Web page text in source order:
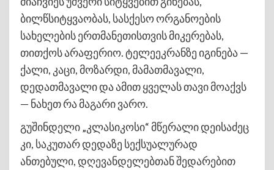
ბილწსიტყვაობას, სასქესო ორგანოების
სახელების ერთმანეთისთვის მიკერებას,
თითქოს არაფერიო. ტელეეკრანზე იგინება —
ქალი, კაცი, მოზარდი, მამათმავალი,
დედათმავალი და ამით ყველას თავი მოაქვს
— ნახეთ რა მაგარი ვარო.
გუშინდელი „კლასიკოსი“ მწერალი დეისაძეც
კი, საკუთარ დედაზე სექსუალურად
ანთებული, დღევანდელებთან შედარებით